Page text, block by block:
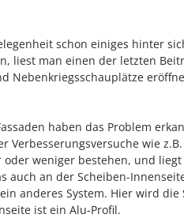
schon einiges hinter
liest man einen der letzten
Nebenkriegsschauplätze
haben das Problem
wie
weniger bestehen, und liegt
auch an der Scheiben-
anderes System. Hier wird
ist ein Alu-Profil.